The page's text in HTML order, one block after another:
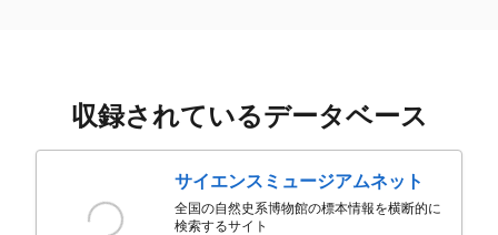
収録されているデータベース
サイエンスミュージアムネット
全国の自然史系博物館の標本情報を横断的に
検索するサイト